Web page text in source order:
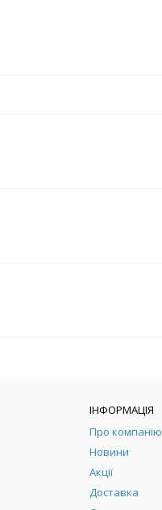
ІНФОРМАЦІЯ
Про компанію
Новини
Акції
Доставка